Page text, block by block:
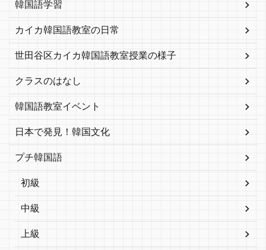
韓国語学習
カイカ韓国語教室の日常
世田谷区カイカ韓国語教室授業の様子
クラスのはなし
韓国語教室イベント
日本で発見！韓国文化
プチ韓国語
初級
中級
上級